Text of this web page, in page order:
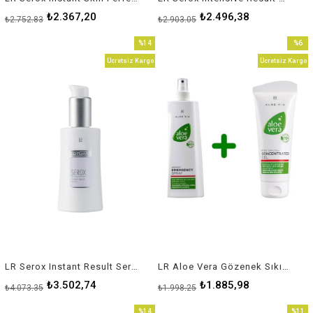
₺2.367,20
₺2.752,83 ₺2.496,38
₺2.903,05
LR Serox Instant Result Serum
₺3.502,74
₺4.073,35
%14
İndirim
Ücretsiz Kargo
LR Aloe Vera Gözenek Sıkılaştırma Seti
₺1.885,98
₺1.998,25
%6
İndirim
Ücretsiz Kargo
%14
%11